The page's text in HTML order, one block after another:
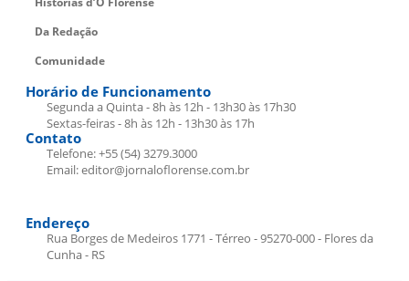
Da Redação
Comunidade
Horário de Funcionamento
Segunda a Quinta - 8h às 12h - 13h30 às 17h30
Sextas-feiras - 8h às 12h - 13h30 às 17h
Contato
Telefone: +55 (54) 3279.3000
Email: editor@jornaloflorense.com.br
Endereço
Rua Borges de Medeiros 1771 - Térreo - 95270-000 - Flores da
Cunha - RS